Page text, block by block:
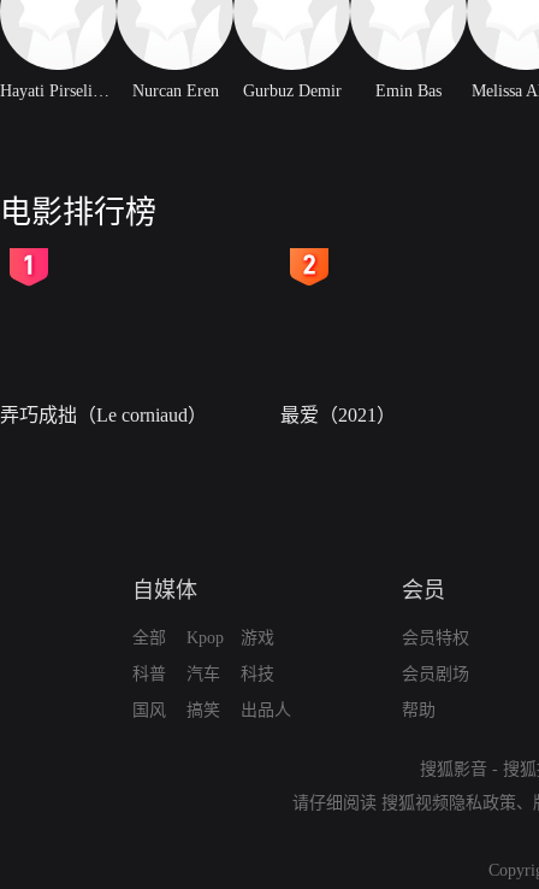
Hayati Pirselimoglu Nurcan Eren Gurbuz Demir Emin Bas Melissa
电影排行榜
弄巧成拙（Le corniaud） 最爱（2021）
自媒体
全部
科普
国风
Kpop
汽车
搞笑
游戏
科技
出品人
会员
会员特权
会员剧场
帮助
搜狐影音 - 搜
请仔细阅读 搜狐视频隐私政策、